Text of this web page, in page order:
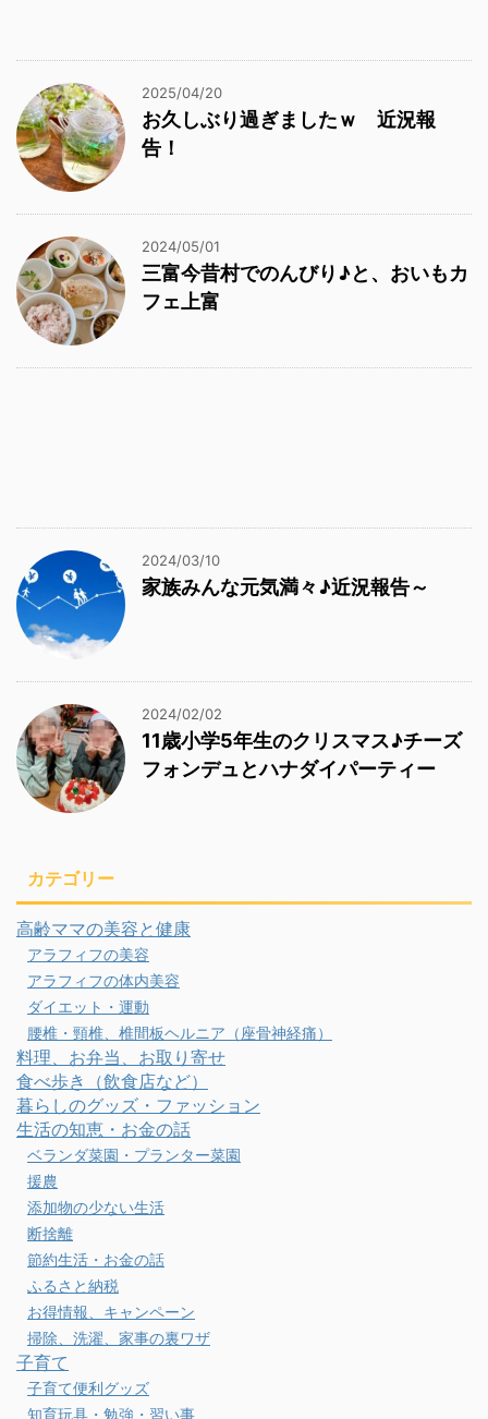
2025/04/20
お久しぶり過ぎましたｗ 近況報
告！
2024/05/01
三富今昔村でのんびり♪と、おいもカ
フェ上富
2024/03/10
家族みんな元気満々♪近況報告～
2024/02/02
11歳小学5年生のクリスマス♪チーズ
フォンデュとハナダイパーティー
カテゴリー
高齢ママの美容と健康
アラフィフの美容
アラフィフの体内美容
ダイエット・運動
腰椎・頸椎、椎間板ヘルニア（座骨神経痛）
料理、お弁当、お取り寄せ
食べ歩き（飲食店など）
暮らしのグッズ・ファッション
生活の知恵・お金の話
ベランダ菜園・プランター菜園
援農
添加物の少ない生活
断捨離
節約生活・お金の話
ふるさと納税
お得情報、キャンペーン
掃除、洗濯、家事の裏ワザ
子育て
子育て便利グッズ
知育玩具・勉強・習い事